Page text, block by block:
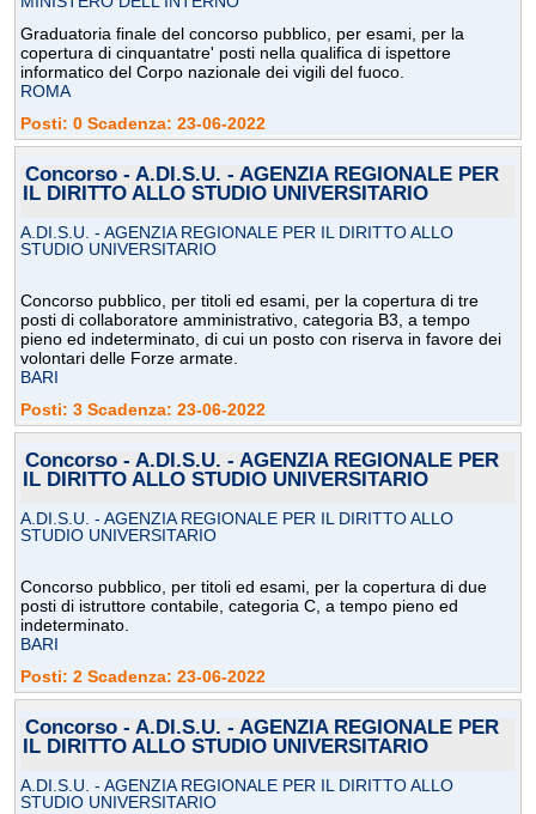
Graduatoria finale del concorso pubblico, per esami, per la
copertura di cinquantatre' posti nella qualifica di ispettore
informatico del Corpo nazionale dei vigili del fuoco.
ROMA
Posti: 0 Scadenza: 23-06-2022
Concorso - A.DI.S.U. - AGENZIA REGIONALE PER
IL DIRITTO ALLO STUDIO UNIVERSITARIO
A.DI.S.U. - AGENZIA REGIONALE PER IL DIRITTO ALLO
STUDIO UNIVERSITARIO
Concorso pubblico, per titoli ed esami, per la copertura di tre
posti di collaboratore amministrativo, categoria B3, a tempo
pieno ed indeterminato, di cui un posto con riserva in favore dei
volontari delle Forze armate.
BARI
Posti: 3 Scadenza: 23-06-2022
Concorso - A.DI.S.U. - AGENZIA REGIONALE PER
IL DIRITTO ALLO STUDIO UNIVERSITARIO
A.DI.S.U. - AGENZIA REGIONALE PER IL DIRITTO ALLO
STUDIO UNIVERSITARIO
Concorso pubblico, per titoli ed esami, per la copertura di due
posti di istruttore contabile, categoria C, a tempo pieno ed
indeterminato.
BARI
Posti: 2 Scadenza: 23-06-2022
Concorso - A.DI.S.U. - AGENZIA REGIONALE PER
IL DIRITTO ALLO STUDIO UNIVERSITARIO
A.DI.S.U. - AGENZIA REGIONALE PER IL DIRITTO ALLO
STUDIO UNIVERSITARIO